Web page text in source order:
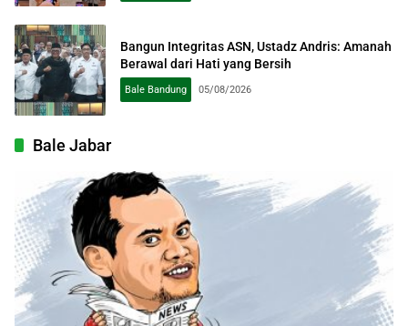
Bangun Integritas ASN, Ustadz Andris: Amanah
Berawal dari Hati yang Bersih
Bale Bandung 05/08/2026
Bale Jabar